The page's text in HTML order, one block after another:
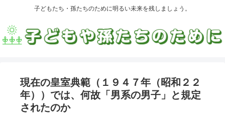
子どもたち・孫たちのために明るい未来を残しましょう。
現在の皇室典範（１９４７年（昭和２２
年））では、何故「男系の男子」と規定
されたのか